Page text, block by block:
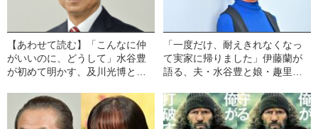
【あわせて読む】「こんなに仲
がいいのに、どうして」水谷豊
が初めて明かす、及川光博と
られざる舞台裏
「一度だけ、耐えきれなくなっ
て実家に帰りました」伊藤蘭が
語る、夫・水谷豊と娘・趣里と